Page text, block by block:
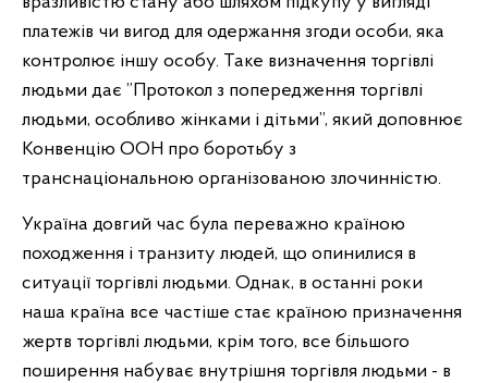
платежів чи вигод для одержання згоди особи, яка
контролює іншу особу. Таке визначення торгівлі
людьми дає ”Протокол з попередження торгівлі
людьми, особливо жінками і дітьми”, який доповнює
Конвенцію ООН про боротьбу з
транснаціональною організованою злочинністю.
Україна довгий час була переважно країною
походження і транзиту людей, що опинилися в
ситуації торгівлі людьми. Однак, в останні роки
наша країна все частіше стає країною призначення
жертв торгівлі людьми, крім того, все більшого
поширення набуває внутрішня торгівля людьми - в